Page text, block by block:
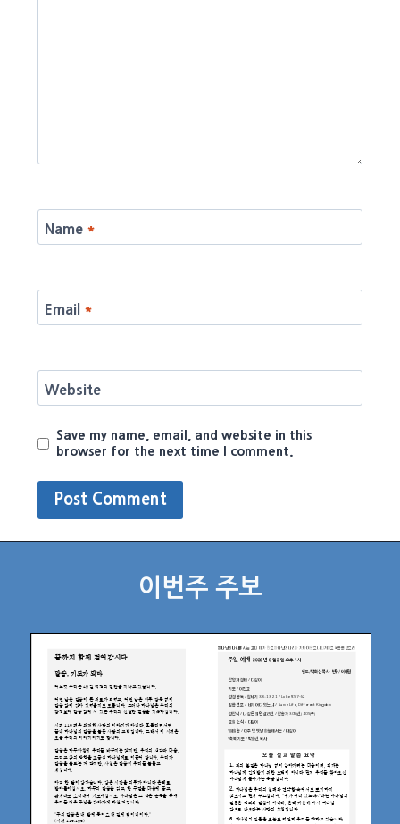
Name *
Email *
Website
Save my name, email, and website in this
browser for the next time I comment.
이번주 주보